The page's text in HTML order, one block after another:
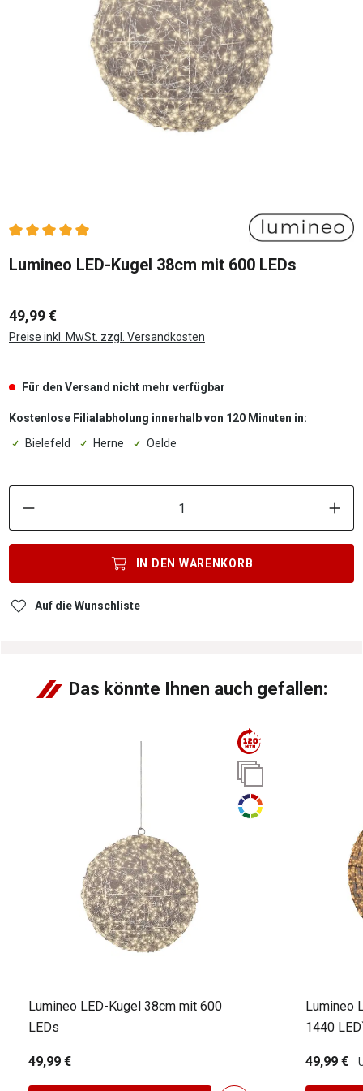
Durchschnittliche Bewertung von 5 von 5 Sternen
Lumineo LED-Kugel 38cm mit 600 LEDs
49,99 €
Preise inkl. MwSt. zzgl. Versandkosten
Für den Versand nicht mehr verfügbar
Kostenlose Filialabholung innerhalb von 120 Minuten in:
Bielefeld
Herne Oelde
IN DEN WARENKORB
Auf die Wunschliste
Das könnte Ihnen auch gefallen:
Lumineo LED-Kugel 38cm mit 600
LEDs
49,99 €
Lumineo
1440
49,99 €